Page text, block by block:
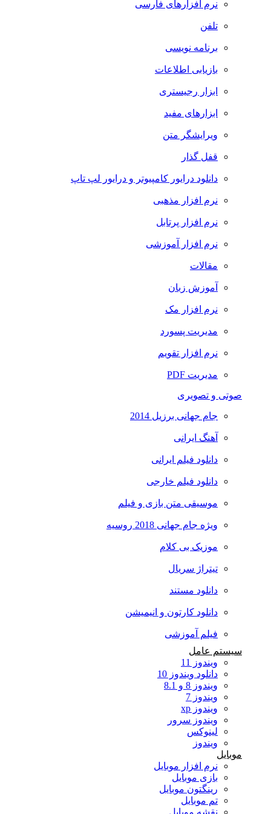
نرم افزارهای فارسی
تلفن
برنامه نویسی
بازیابی اطلاعات
ابزار رجیستری
ابزارهای مفید
ویرایشگر متن
قفل گذار
دانلود درایور کامپیوتر و درایور لپ تاپ
نرم افزار مذهبی
نرم افزار پرتابل
نرم افزار آموزشی
مقالات
آموزش زبان
نرم افزار مک
مدیریت پسورد
نرم افزار تقویم
مدیریت PDF
صوتی و تصویری
جام جهانی برزیل 2014
آهنگ ایرانی
دانلود فیلم ایرانی
دانلود فیلم خارجی
موسیقی متن بازی و فیلم
ویژه جام جهانی 2018 روسیه
موزیک بی کلام
تیتراژ سریال
دانلود مستند
دانلود کارتون و انیمیشن
فیلم آموزشی
سیستم عامل
ویندوز 11
دانلود ویندوز 10
ویندوز 8 و 8.1
ویندوز 7
ویندوز xp
ویندوز سرور
لینوکس
ویندوز
نرم افزار موبایل
بازی موبایل
رینگتون موبایل
تم موبایل
نقشه موبایل